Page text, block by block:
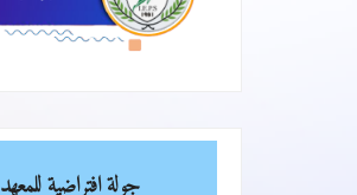
جولة افتراضية للمعهد